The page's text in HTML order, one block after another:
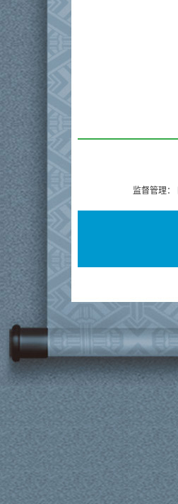
监督管理：